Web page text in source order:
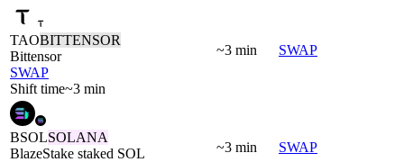
TAOBITTENSOR
Bittensor
SWAP
Shift time~3 min
~3 min SWAP
BSOLSOLANA
BlazeStake staked SOL
~3 min SWAP